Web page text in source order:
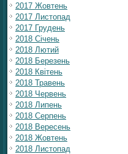
2017 Жовтень
2017 Листопад
2017 Грудень
2018 Січень
2018 Лютий
2018 Березень
2018 Квітень
2018 Травень
2018 Червень
2018 Липень
2018 Серпень
2018 Вересень
2018 Жовтень
2018 Листопад